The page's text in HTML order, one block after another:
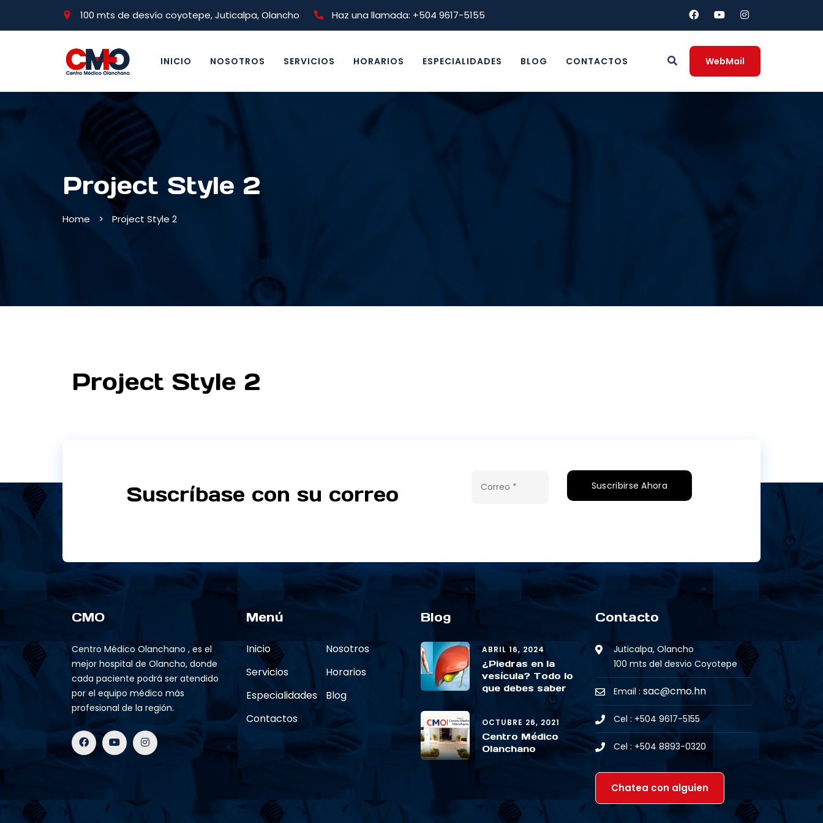
100 mts de desvío coyotepe, Juticalpa, Olancho Haz una llamada: +504 9617-5155
INICIO NOSOTROS SERVICIOS HORARIOS ESPECIALIDADES BLOG CONTACTOS WebMail
Project Style 2
Home > Project Style 2
Project Style 2
Suscríbase con su correo
CMO
Centro Médico Olanchano , es el
mejor hospital de Olancho, donde
cada paciente podrá ser atendido
por el equipo médico más
profesional de la región.
Menú
Inicio
Nosotros
Servicios
Horarios
Especialidades
Blog
Contactos
Blog
ABRIL 16, 2024
¿Piedras en la
vesícula? Todo lo
que debes saber
OCTUBRE 26, 2021
Centro Médico
Olanchano
Contacto
Juticalpa, Olancho
100 mts del desvio Coyotepe
Email : sac@cmo.hn
Cel : +504 9617-5155
Cel : +504 8893-0320
Chatea con alguien